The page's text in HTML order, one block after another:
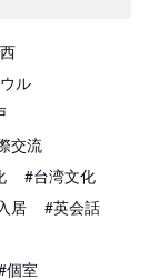
ル
交流
#台湾文化
居
#英会話
個室